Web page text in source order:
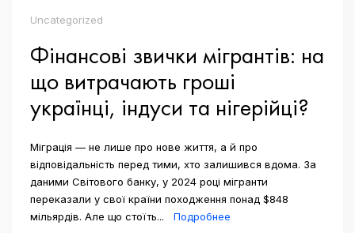
Uncategorized
Фінансові звички мігрантів: на
що витрачають гроші
українці, індуси та нігерійці?
Міграція — не лише про нове життя, а й про
відповідальність перед тими, хто залишився вдома. За
даними Світового банку, у 2024 році мігранти
переказали у свої країни походження понад $848
мільярдів. Але що стоїть...
Подробнее